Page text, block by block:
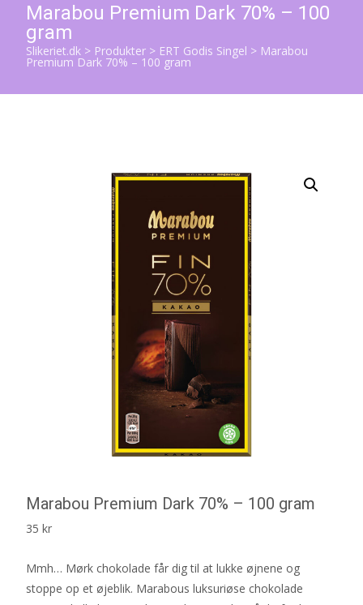
Marabou Premium Dark 70% – 100
gram
Slikeriet.dk > Produkter > ERT Godis Singel > Marabou
Premium Dark 70% – 100 gram
Marabou Premium Dark 70% – 100 gram
35 kr
Mmh… Mørk chokolade får dig til at lukke øjnene og
stoppe op et øjeblik. Marabous luksuriøse chokolade